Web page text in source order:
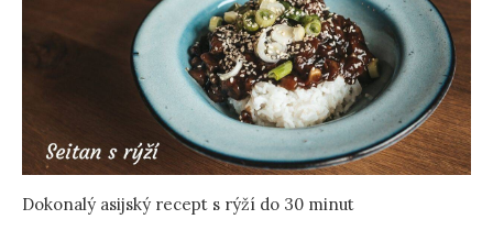
Dokonalý asijský recept s rýží do 30 minut